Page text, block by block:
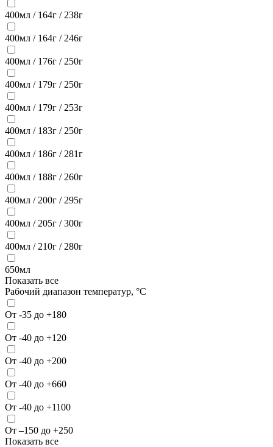
400мл / 164г / 238г
400мл / 164г / 246г
400мл / 176г / 250г
400мл / 179г / 250г
400мл / 179г / 253г
400мл / 183г / 250г
400мл / 186г / 281г
400мл / 188г / 260г
400мл / 200г / 295г
400мл / 205г / 300г
400мл / 210г / 280г
650мл
Показать все
Рабочий диапазон температур, °С
От -35 до +180
От -40 до +120
От -40 до +200
От -40 до +660
От -40 до +1100
От –150 до +250
Показать все